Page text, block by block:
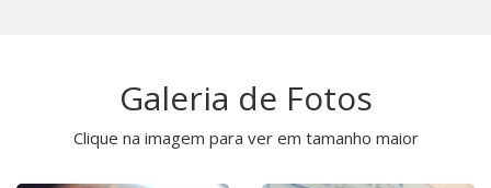
Galeria de Fotos
Clique na imagem para ver em tamanho maior